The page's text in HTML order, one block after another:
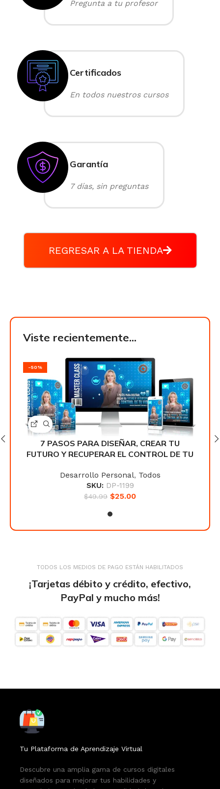
Pregunta a tu profesor
Certificados
En todos nuestros cursos
Garantía
7 días, sin preguntas
REGRESAR A LA TIENDA
Viste recientemente...
-50%
7 PASOS PARA DISEÑAR, CREAR TU
FUTURO Y RECUPERAR EL CONTROL DE TU
Desarrollo Personal, Todos
SKU: DP-1199
$49.99 $25.00
TODOS LOS MEDIOS DE PAGO ESTÁN HABILITADOS
¡Tarjetas débito y crédito, efectivo,
PayPal y mucho más!
Tu Plataforma de Aprendizaje Virtual
Descubre una amplia gama de cursos digitales
diseñados para mejorar tus habilidades y